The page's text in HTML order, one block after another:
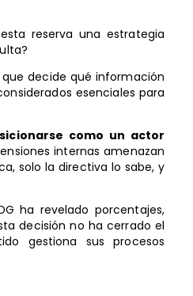
reserva una estrategia
decide qué información
esenciales para
como un actor
internas amenazan
solo la directiva lo sabe, y
ha revelado porcentajes,
decisión no ha cerrado el
gestiona sus procesos